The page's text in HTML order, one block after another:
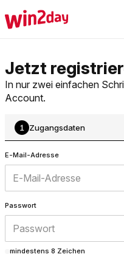
Jetzt
In nur zwei einfachen
Account.